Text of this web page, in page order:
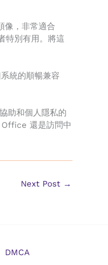
像，非常適合
特別有用。將這
統的順暢兼容
助和個人隱私的
Office 還是訪問中
Next Post →
DMCA